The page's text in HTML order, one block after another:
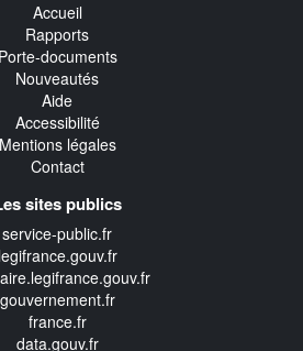
Accueil
Rapports
Porte-documents
Nouveautés
Aide
Accessibilité
Mentions légales
Contact
sites publics
service-public.fr
legifrance.gouv.fr
gouvernement.fr
france.fr
data.gouv.fr